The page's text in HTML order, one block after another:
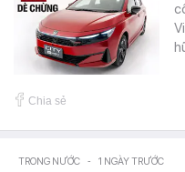
Chia sẻ
TRONG NƯỚC - 1 NGÀY TRƯỚC